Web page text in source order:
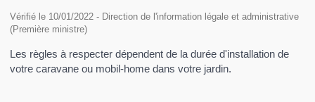
Vérifié le 10/01/2022 - Direction de l'information légale et administrative
(Première ministre)
Les règles à respecter dépendent de la durée d'installation de
votre caravane ou mobil-home dans votre jardin.